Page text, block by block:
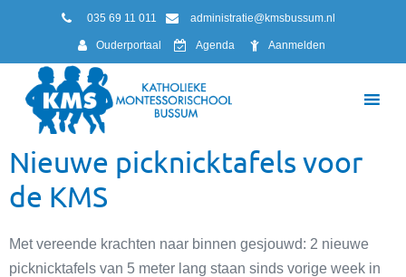
035 69 11 011 administratie@kmsbussum.nl
Ouderportaal Agenda Aanmelden
Nieuwe picknicktafels voor
de KMS
Met vereende krachten naar binnen gesjouwd: 2 nieuwe
picknicktafels van 5 meter lang staan sinds vorige week in